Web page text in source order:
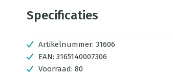
Specificaties
Artikelnummer: 31606
EAN: 3165140007306
Voorraad: 80